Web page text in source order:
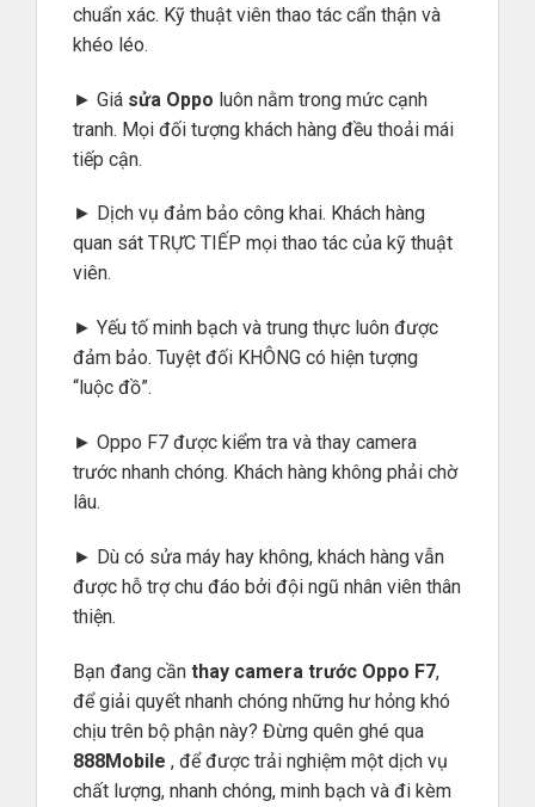
chuẩn xác. Kỹ thuật viên thao tác cẩn thận và
khéo léo.
► Giá sửa Oppo luôn nằm trong mức cạnh
tranh. Mọi đối tượng khách hàng đều thoải mái
tiếp cận.
► Dịch vụ đảm bảo công khai. Khách hàng
quan sát TRỰC TIẾP mọi thao tác của kỹ thuật
viên.
► Yếu tố minh bạch và trung thực luôn được
đảm bảo. Tuyệt đối KHÔNG có hiện tượng
“luộc đồ”.
► Oppo F7 được kiểm tra và thay camera
trước nhanh chóng. Khách hàng không phải chờ
lâu.
► Dù có sửa máy hay không, khách hàng vẫn
được hỗ trợ chu đáo bởi đội ngũ nhân viên thân
thiện.
Bạn đang cần thay camera trước Oppo F7,
để giải quyết nhanh chóng những hư hỏng khó
chịu trên bộ phận này? Đừng quên ghé qua
888Mobile , để được trải nghiệm một dịch vụ
chất lượng, nhanh chóng, minh bạch và đi kèm